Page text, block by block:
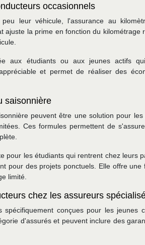
occasionnels
leur véhicule, l'assurance au
ajuste la prime en fonction du kilométrage
aux étudiants ou aux jeunes actifs
et permet de réaliser des
saisonnière
peuvent être une solution pour
Ces formules permettent de
pour les étudiants qui rentrent chez leurs
pour des projets ponctuels. Elle offre
limité.
chez les assureurs
spécifiquement conçues pour les jeunes
d'assurés et peuvent inclure des